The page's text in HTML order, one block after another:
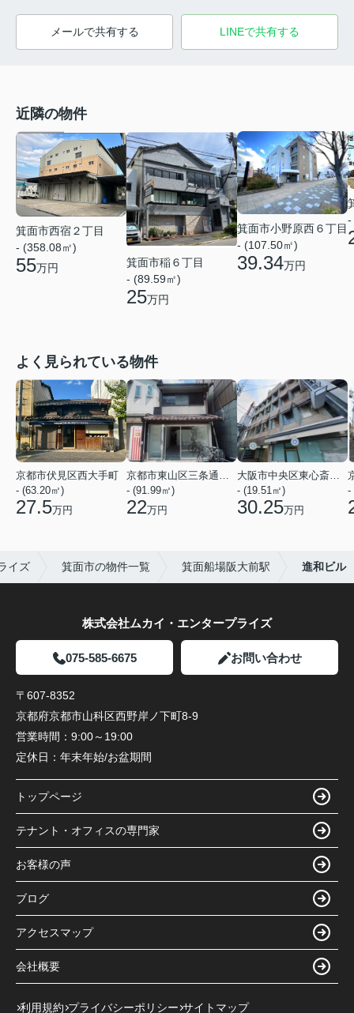
メールで共有する LINEで共有する
近隣の物件
箕面市西宿２丁目
- (358.08㎡)
55万円
箕面市稲６丁目
- (89.59㎡)
25万円
箕面市小野原西６丁目
- (107.50㎡)
39.34万円
-
よく見られている物件
京都市伏見区西大手町
- (63.20㎡)
27.5万円
京都市東山区三条通北裏白川筋西入２丁目東姉小路町
- (91.99㎡)
22万円
大阪市中央区東心斎橋２丁目
- (19.51㎡)
30.25万円
-
イズ 箕面市の物件一覧 箕面船場阪大前駅 進和ビル
株式会社ムカイ・エンタープライズ
075-585-6675 お問い合わせ
〒607-8352
京都府京都市山科区西野岸ノ下町8-9
営業時間： 9:00～19:00
定休日： 年末年始/お盆期間
トップページ
テナント・オフィスの専門家
お客様の声
ブログ
アクセスマップ
会社概要
利用規約 プライバシーポリシー サイトマップ